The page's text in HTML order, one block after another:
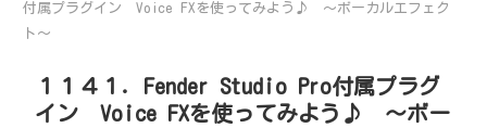
付属プラグイン Voice FXを使ってみよう♪ ～ボーカルエフェク
ト～
１１４１．Fender Studio Pro付属プラグ
イン Voice FXを使ってみよう♪ ～ボー